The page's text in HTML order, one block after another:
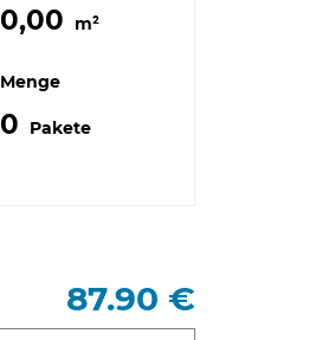
0,00 m²
Menge
0 Pakete
87.90 €